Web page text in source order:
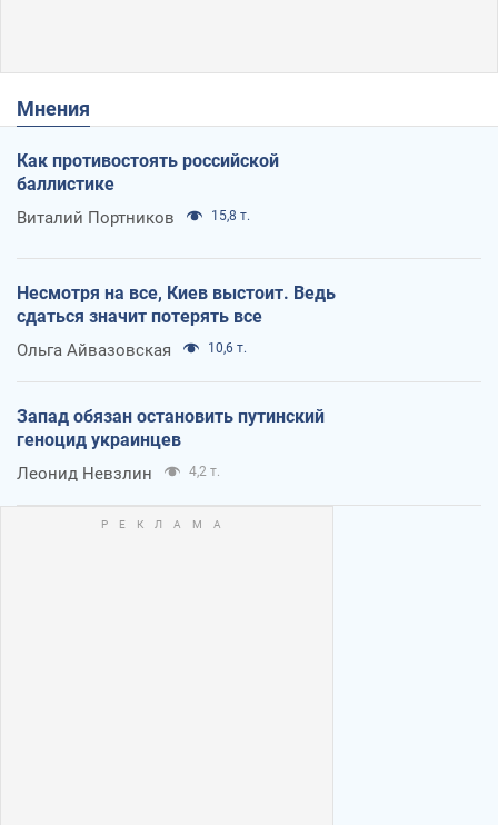
Мнения
Как противостоять российской
баллистике
Виталий Портников 15,8 т.
Несмотря на все, Киев выстоит. Ведь
сдаться значит потерять все
Ольга Айвазовская 10,6 т.
Запад обязан остановить путинский
геноцид украинцев
Леонид Невзлин 4,2 т.